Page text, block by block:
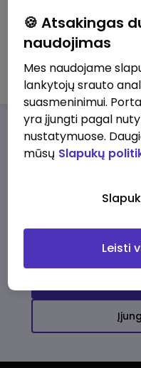
Valauskas ir Ko,
Darbo pasiūlymai
darbo
🍪 Atsakingas
naudojimas
Mes naudojame
lankytojų srauto
suasmeninimui.
yra įjungti pagal
nustatymuose.
mūsų Slapukų
Leisti